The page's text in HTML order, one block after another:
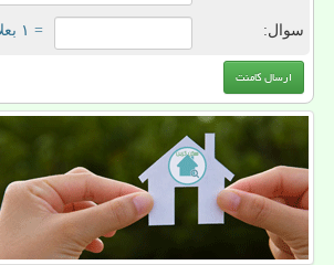
سوال: = ۱ بعلاوه ۱